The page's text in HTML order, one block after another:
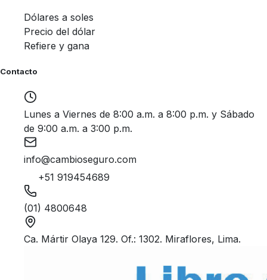
Dólares a soles
Precio del dólar
Refiere y gana
Contacto
Lunes a Viernes de 8:00 a.m. a 8:00 p.m. y Sábado
de 9:00 a.m. a 3:00 p.m.
info@cambioseguro.com
+51 919454689
(01) 4800648
Ca. Mártir Olaya 129. Of.: 1302. Miraflores, Lima.